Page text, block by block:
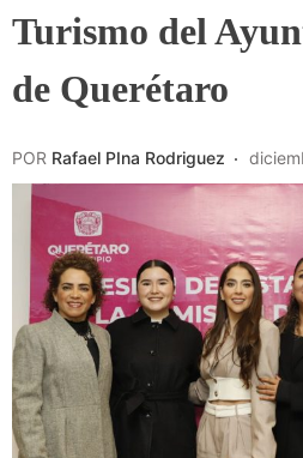
Turismo del
de Querétaro
POR Rafael PIna Rodriguez